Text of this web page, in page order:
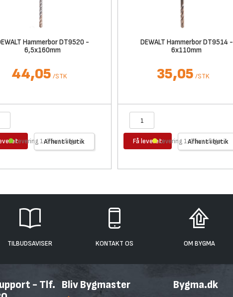
Hammerbor DT9520 -
6,5x160mm
44,05 /STK
Afhent i butik
Levering 1-2 hverdage
DEWALT Hammerbor DT9514 -
6x110mm
35,05 /STK
Få leveret Afhent i butik
Levering 1-2 hverdage
TILBUDSAVISER KONTAKT OS OM BYGMA
- Tlf. Bliv Bygmaster Bygma.dk